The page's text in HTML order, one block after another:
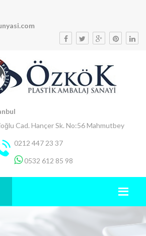
Cad. Hançer Sk. No:56 Mahmutbey
0212 447 23 37
0532 612 85 98